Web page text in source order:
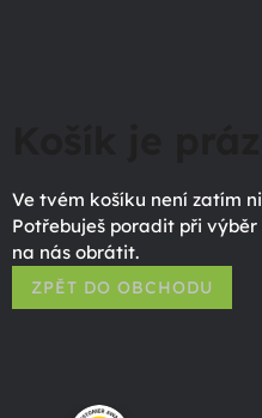
Ve tvém košíku není zatím
Potřebuješ poradit při
na nás obrátit.
ZPĚT DO OBCHODU